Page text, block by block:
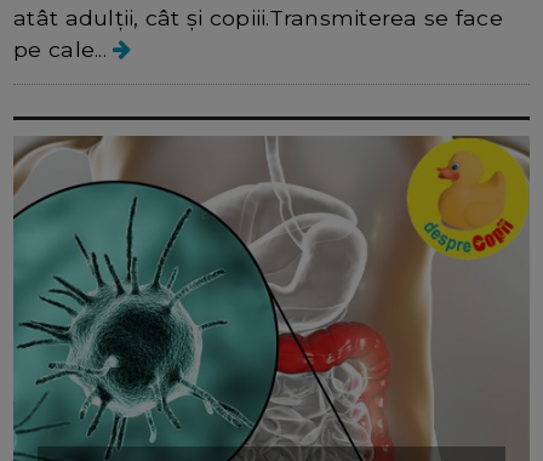
atât adulții, cât și copiii.Transmiterea se face
pe cale...